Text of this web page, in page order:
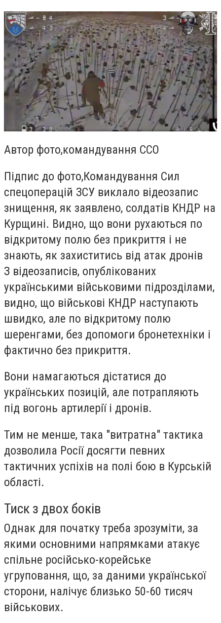
Автор фото,командування ССО
Підпис до фото,Командування Сил
спецоперацій ЗСУ виклало відеозапис
знищення, як заявлено, солдатів КНДР на
Курщині. Видно, що вони рухаються по
відкритому полю без прикриття і не
знають, як захиститись від атак дронів
З відеозаписів, опублікованих
українськими військовими підрозділами,
видно, що військові КНДР наступають
швидко, але по відкритому полю
шеренгами, без допомоги бронетехніки і
фактично без прикриття.
Вони намагаються дістатися до
українських позицій, але потрапляють
під вогонь артилерії і дронів.
Тим не менше, така "витратна" тактика
дозволила Росії досягти певних
тактичних успіхів на полі бою в Курській
області.
Тиск з двох боків
Однак для початку треба зрозуміти, за
якими основними напрямками атакує
спільне російсько-корейське
угруповання, що, за даними української
сторони, налічує близько 50-60 тисяч
військових.